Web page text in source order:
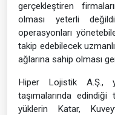
gerçekleştiren
olması yeterli
operasyonları
takip edebilecek
ağlarına sahip olması
Hiper Lojistik A.Ş.,
taşımalarında edindiği
yüklerin Katar,